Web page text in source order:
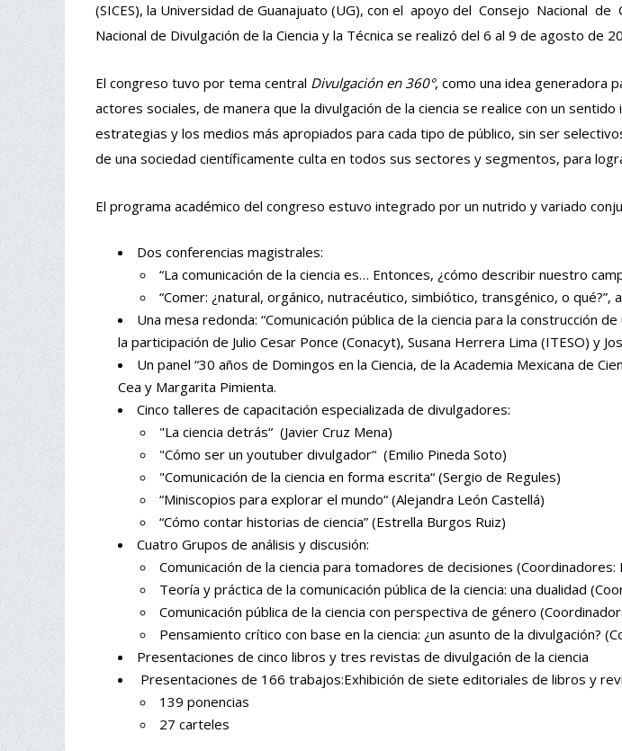
(SICES), la Universidad de Guanajuato (UG), con el apoyo del Consejo Nacional
Nacional de Divulgación de la Ciencia y la Técnica se realizó del 6 al 9 de agosto de
El congreso tuvo por tema central Divulgación en 360°, como una idea generadora
actores sociales, de manera que la divulgación de la ciencia se realice con un
estrategias y los medios más apropiados para cada tipo de público, sin ser
de una sociedad científicamente culta en todos sus sectores y segmentos, para
El programa académico del congreso estuvo integrado por un nutrido y variado
Dos conferencias magistrales:
“La comunicación de la ciencia es… Entonces, ¿cómo describir nuestro
“Comer: ¿natural, orgánico, nutracéutico, simbiótico, transgénico, o
Una mesa redonda: “Comunicación pública de la ciencia para la construcción
la participación de Julio Cesar Ponce (Conacyt), Susana Herrera Lima (ITESO) y
Un panel “30 años de Domingos en la Ciencia, de la Academia Mexicana de
Cea y Margarita Pimienta.
Cinco talleres de capacitación especializada de divulgadores:
"La ciencia detrás“ (Javier Cruz Mena)
"Cómo ser un youtuber divulgador“ (Emilio Pineda Soto)
"Comunicación de la ciencia en forma escrita“ (Sergio de Regules)
“Miniscopios para explorar el mundo“ (Alejandra León Castellá)
“Cómo contar historias de ciencia” (Estrella Burgos Ruiz)
Cuatro Grupos de análisis y discusión:
Comunicación de la ciencia para tomadores de decisiones (Coordinadores:
Teoría y práctica de la comunicación pública de la ciencia: una dualidad
Comunicación pública de la ciencia con perspectiva de género
Pensamiento crítico con base en la ciencia: ¿un asunto de la divulgación?
Presentaciones de cinco libros y tres revistas de divulgación de la ciencia
Presentaciones de 166 trabajos:Exhibición de siete editoriales de libros y
139 ponencias
27 carteles